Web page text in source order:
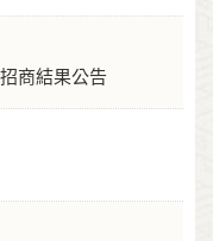
商結果公告